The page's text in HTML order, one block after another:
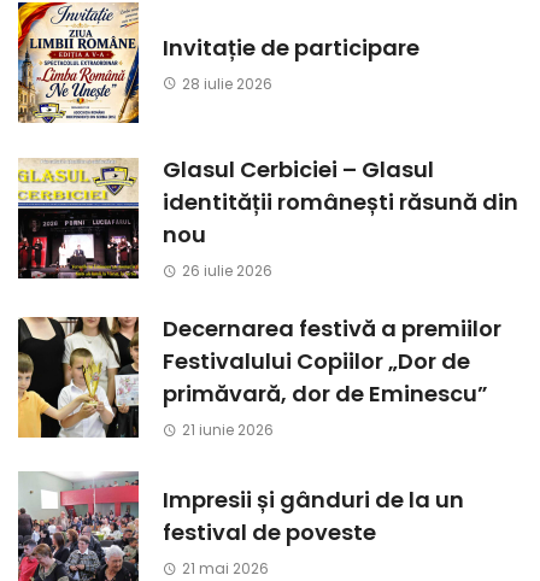
Invitație de participare
28 iulie 2026
Glasul Cerbiciei – Glasul
identității românești răsună din
nou
26 iulie 2026
Decernarea festivă a premiilor
Festivalului Copiilor „Dor de
primăvară, dor de Eminescu”
21 iunie 2026
Impresii și gânduri de la un
festival de poveste
21 mai 2026